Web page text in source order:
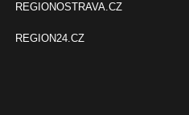
REGIONOSTRAVA.CZ
REGION24.CZ